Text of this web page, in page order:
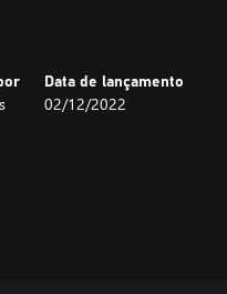
DO JOGO.
DO PROGRESSO NO
Data de lançamento
02/12/2022